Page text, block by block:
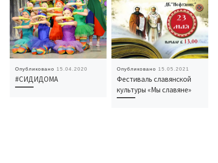
Опубликовано 15.04.2020
#СИДИДОМА
Опубликовано 15.05.2021
Фестиваль славянской
культуры «Мы славяне»